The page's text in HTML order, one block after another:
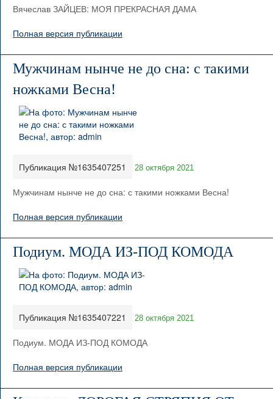
Вячеслав ЗАЙЦЕВ: МОЯ ПРЕКРАСНАЯ ДАМА
Полная версия публикации
Мужчинам нынче не до сна: с такими
ножками Весна!
Публикация №1635407251 28 октября 2021
Мужчинам нынче не до сна: с такими ножками Весна!
Полная версия публикации
Подиум. МОДА ИЗ-ПОД КОМОДА
Публикация №1635407221 28 октября 2021
Подиум. МОДА ИЗ-ПОД КОМОДА
Полная версия публикации